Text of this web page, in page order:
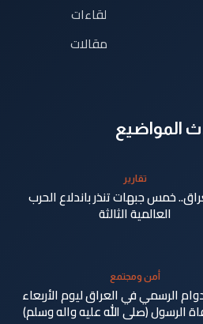
لقاءات
مقالات
المواضيع
تقارير
خمس جبهات تنذر باندلاع الحرب
العالمية الثالثة
أمن ومجتمع
الرسمي في العراق ليوم الأربعاء
الرسول (صلى الله عليه واله وسلم)